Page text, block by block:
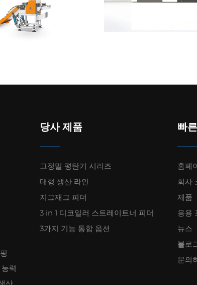
력
당사 제품
고정밀 평탄기 시리즈
대형 생산 라인
지그재그 피더
3 in 1 디코일러 스트레이트너 피더
3가지 기능 통합 옵션
빠
홈페
회사
제품
응용
뉴스
블로
문의